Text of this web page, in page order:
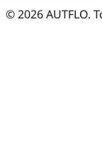
©2026AUTFLO.